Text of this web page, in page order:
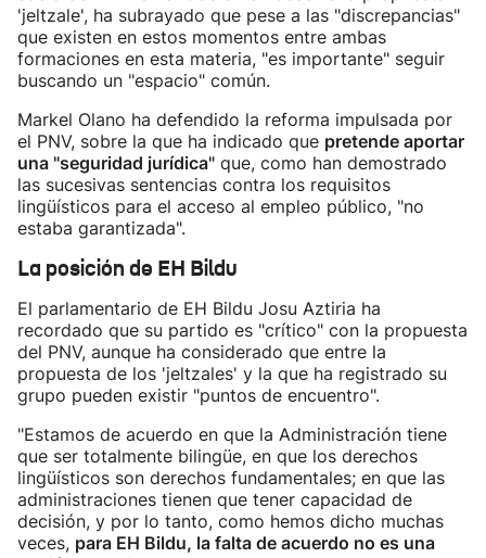
'jeltzale', ha subrayado que pese a las "discrepancias"
que existen en estos momentos entre ambas
formaciones en esta materia, "es importante" seguir
buscando un "espacio" común.
Markel Olano ha defendido la reforma impulsada por
el PNV, sobre la que ha indicado que pretende aportar
una "seguridad jurídica" que, como han demostrado
las sucesivas sentencias contra los requisitos
lingüísticos para el acceso al empleo público, "no
estaba garantizada".
La posición de EH Bildu
El parlamentario de EH Bildu Josu Aztiria ha
recordado que su partido es "crítico" con la propuesta
del PNV, aunque ha considerado que entre la
propuesta de los 'jeltzales' y la que ha registrado su
grupo pueden existir "puntos de encuentro".
"Estamos de acuerdo en que la Administración tiene
que ser totalmente bilingüe, en que los derechos
lingüísticos son derechos fundamentales; en que las
administraciones tienen que tener capacidad de
decisión, y por lo tanto, como hemos dicho muchas
veces, para EH Bildu, la falta de acuerdo no es una